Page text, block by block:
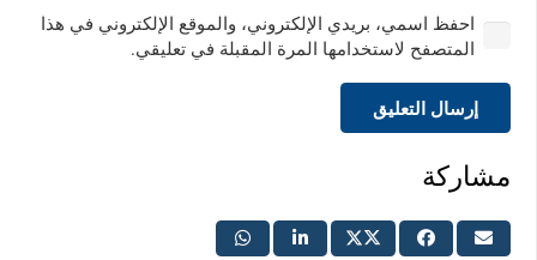
احفظ اسمي، بريدي الإلكتروني، والموقع الإلكتروني في هذا
المتصفح لاستخدامها المرة المقبلة في تعليقي.
إرسال التعليق
مشاركة